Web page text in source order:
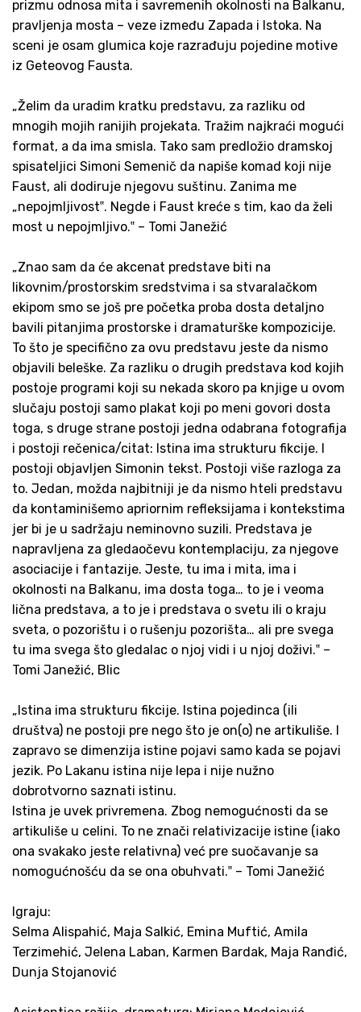
prizmu odnosa mita i savremenih okolnosti na Balkanu,
pravljenja mosta – veze između Zapada i Istoka. Na
sceni je osam glumica koje razrađuju pojedine motive
iz Geteovog Fausta.
„Želim da uradim kratku predstavu, za razliku od
mnogih mojih ranijih projekata. Tražim najkraći mogući
format, a da ima smisla. Tako sam predložio dramskoj
spisateljici Simoni Semenič da napiše komad koji nije
Faust, ali dodiruje njegovu suštinu. Zanima me
„nepojmljivost‟. Negde i Faust kreće s tim, kao da želi
most u nepojmljivo.‟ – Tomi Janežić
„Znao sam da će akcenat predstave biti na
likovnim/prostorskim sredstvima i sa stvaralačkom
ekipom smo se još pre početka proba dosta detaljno
bavili pitanjima prostorske i dramaturške kompozicije.
To što je specifično za ovu predstavu jeste da nismo
objavili beleške. Za razliku o drugih predstava kod kojih
postoje programi koji su nekada skoro pa knjige u ovom
slučaju postoji samo plakat koji po meni govori dosta
toga, s druge strane postoji jedna odabrana fotografija
i postoji rečenica/citat: Istina ima strukturu fikcije. I
postoji objavljen Simonin tekst. Postoji više razloga za
to. Jedan, možda najbitniji je da nismo hteli predstavu
da kontaminišemo apriornim refleksijama i kontekstima
jer bi je u sadržaju neminovno suzili. Predstava je
napravljena za gledaočevu kontemplaciju, za njegove
asociacije i fantazije. Jeste, tu ima i mita, ima i
okolnosti na Balkanu, ima dosta toga… to je i veoma
lična predstava, a to je i predstava o svetu ili o kraju
sveta, o pozorištu i o rušenju pozorišta… ali pre svega
tu ima svega što gledalac o njoj vidi i u njoj doživi.‟ –
Tomi Janežić, Blic
„Istina ima strukturu fikcije. Istina pojedinca (ili
društva) ne postoji pre nego što je on(o) ne artikuliše. I
zapravo se dimenzija istine pojavi samo kada se pojavi
jezik. Po Lakanu istina nije lepa i nije nužno
dobrotvorno saznati istinu.
Istina je uvek privremena. Zbog nemogućnosti da se
artikuliše u celini. To ne znači relativizacije istine (iako
ona svakako jeste relativna) već pre suočavanje sa
nomogućnošću da se ona obuhvati.‟ – Tomi Janežić
Igraju:
Selma Alispahić, Maja Salkić, Emina Muftić, Amila
Terzimehić, Jelena Laban, Karmen Bardak, Maja Ranđić,
Dunja Stojanović